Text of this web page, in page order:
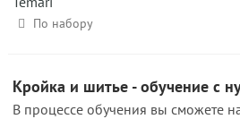
По набору
Кройка и шитье - обучение с
В процессе обучения вы сможете